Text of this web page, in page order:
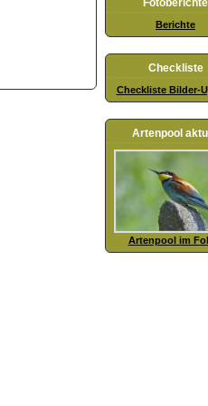
Fotoberichte
Berichte
Checkliste
Checkliste Bilder-
Artenpool
Artenpool im